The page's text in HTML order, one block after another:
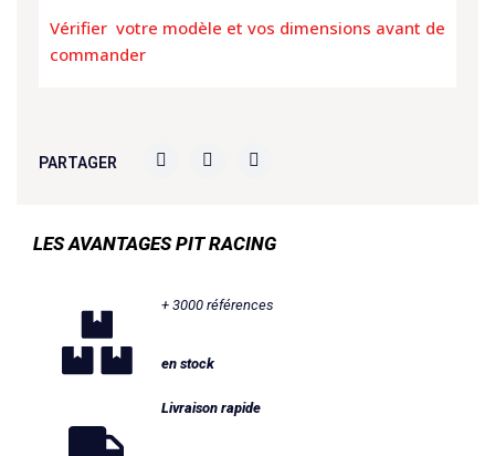
Vérifier votre modèle et vos dimensions avant de
commander
PARTAGER
LES AVANTAGES PIT RACING
+ 3000 références
en stock
Livraison rapide